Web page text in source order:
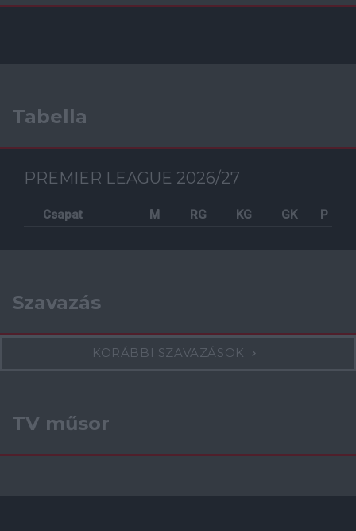
Tabella
PREMIER LEAGUE 2026/27
Csapat M RG KG GK P
Szavazás
KORÁBBI SZAVAZÁSOK
TV műsor